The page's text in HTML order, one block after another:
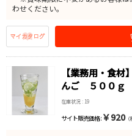
わせください。
【業務用・食
んご ５００ｇ
在庫状況 : 19
サイト販売価格 : ￥920（